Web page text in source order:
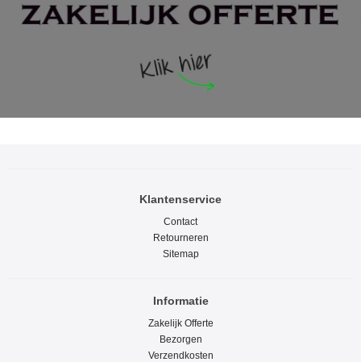
Klantenservice
Contact
Retourneren
Sitemap
Informatie
Zakelijk Offerte
Bezorgen
Verzendkosten